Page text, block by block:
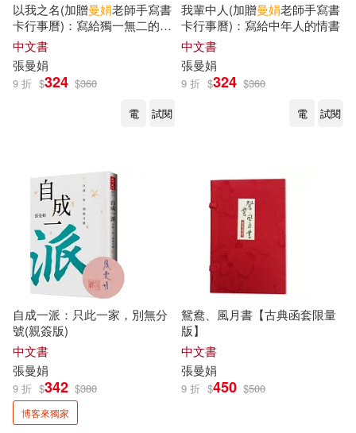
以我之名(加贈曼娟老師手寫書
卡行事曆)：寫給獨一無二的自
己
中文書
張曼娟
9 折 $324 $360
電
試閱
我輩中人(加贈曼娟老師手寫書
卡行事曆)：寫給中年人的情書
中文書
張曼娟
9 折 $324 $360
電
試閱
自成一派：只此一家，別無分
號(親簽版)
中文書
張曼娟
9 折 $342 $380
博客來獨家
鴛鴦、風月書【古典函套限量
版】
中文書
張曼娟
9 折 $450 $500